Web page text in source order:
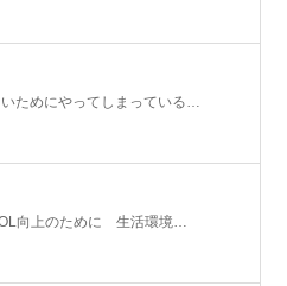
いためにやってしまっている…
向上のために 生活環境…